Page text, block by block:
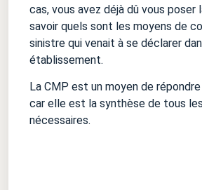
cas, vous avez déjà dû vous poser
savoir quels sont les moyens de
sinistre qui venait à se déclarer
établissement.
La CMP est un moyen de
car elle est la synthèse de tous
nécessaires.